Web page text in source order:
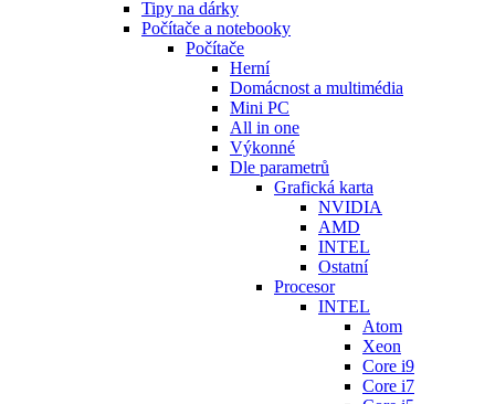
Tipy na dárky
Počítače a notebooky
Počítače
Herní
Domácnost a multimédia
Mini PC
All in one
Výkonné
Dle parametrů
Grafická karta
NVIDIA
AMD
INTEL
Ostatní
Procesor
INTEL
Atom
Xeon
Core i9
Core i7